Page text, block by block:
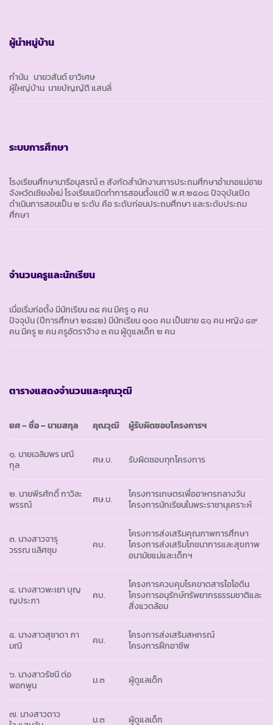
ผู้นำหมู่บ้าน
กำนัน นายวสันต์ ยาวิเศษ
ผู้ใหญ่บ้าน นายบัญญัติ แสนลี่
ระบบการศึกษา
โรงเรียนศึกษานารีอนุสรณ์ ๓ สังกัดสำนักงานการประถมศึกษาอำเภอแม่อาย
จังหวัดเชียงใหม่ โรงเรียนเปิดทำการสอนตั้งแต่ปี พ.ศ.๒๕๐๘ ปัจจุบันเปิด
ดำเนินการสอนเป็น ๒ ระดับ คือ ระดับก่อนประถมศึกษา และระดับประถม
ศึกษา
จำนวนครูและนักเรียน
เมื่อเริ่มก่อตั้ง มีนักเรียน ๓๕ คน มีครู ๑ คน
ปัจจุบัน (ปีการศึกษา ๒๕๔๒) มีนักเรียน ๑๐๐ คน เป็นชาย ๕๑ คน หญิง ๔๙
คน มีครู ๒ คน ครูอัตราจ้าง ๓ คน ผู้ดูแลเด็ก ๒ คน
ตารางแสดงจำนวนและคุณวุฒิ
ยศ – ชื่อ – นามสกุล คุณวุฒิ ผู้รับผิดชอบโครงการฯ
๑. นายเฉลิมพร มณี
กุล
ศษ.บ. รับผิดชอบทุกโครงการ
๒. นายพีรศักดิ์ กาวิละ
พรรณ์
ศษ.บ.
โครงการเกษตรเพื่ออาหารกลางวัน
โครงการนักเรียนในพระราชานุเคราะห์
๓. นางสาวจารุ
วรรณ เเลิศชุม
คบ.
โครงการส่งเสริมคุณภาพการศึกษา
โครงการส่งเสริมโภชนาการและสุขภาพ
อนามัยแม่และเด็กฯ
๔. นางสาวพะเยา บุญ
ญประภา
คบ.
โครงการควบคุมโรคขาดสารไอโอดีน
โครงการอนุรักษ์ทรัพยากรธรรมชาติและ
สิ่งแวดล้อม
๕. นางสาวสุชาดา ภา
มณี
คบ.
โครงการส่งเสริมสหกรณ์
โครงการฝึกอาชีพ
๖. นางสาวรัชนี ต่อ
พอกพูน
ม.๓ ผู้ดูแลเด็ก
๗. นางสาวดาว
ม.๓ ผู้ดูแลเด็ก